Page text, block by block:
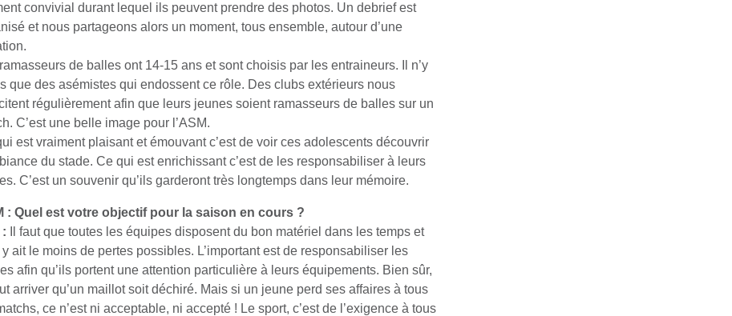
convivial durant lequel ils peuvent prendre des photos. Un debrief est
et nous partageons alors un moment, tous ensemble, autour d’une
de balles ont 14-15 ans et sont choisis par les entraineurs. Il n’y
que des asémistes qui endossent ce rôle. Des clubs extérieurs nous
régulièrement afin que leurs jeunes soient ramasseurs de balles sur un
C’est une belle image pour l’ASM.
est vraiment plaisant et émouvant c’est de voir ces adolescents découvrir
du stade. Ce qui est enrichissant c’est de les responsabiliser à leurs
C’est un souvenir qu’ils garderont très longtemps dans leur mémoire.
: Quel est votre objectif pour la saison en cours ?
:
Il faut que toutes les équipes disposent du bon matériel dans les temps et
y ait le moins de pertes possibles. L’important est de responsabiliser les
afin qu’ils portent une attention particulière à leurs équipements. Bien sûr,
arriver qu’un maillot soit déchiré. Mais si un jeune perd ses affaires à tous
ce n’est ni acceptable, ni accepté ! Le sport, c’est de l’exigence à tous